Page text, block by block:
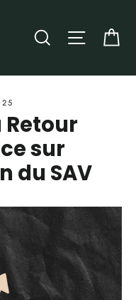
Rechercher
sur
du SAV